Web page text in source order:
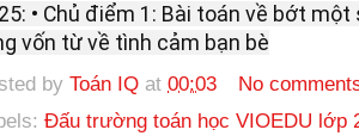
• Chủ điểm 1: Bài toán về bớt
vốn từ về tình cảm bạn bè
by Toán IQ at 00:03
No
Đấu trường toán học VIOEDU lớp